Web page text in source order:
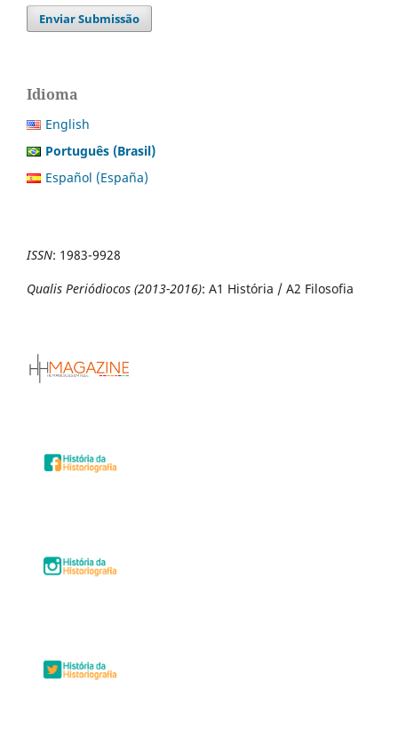
Enviar Submissão
Idioma
English
Português (Brasil)
Español (España)
ISSN: 1983-9928
Qualis Periódiocos (2013-2016): A1 História / A2 Filosofia